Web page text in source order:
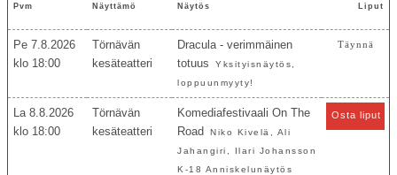
Pvm Näyttämö Näytös Liput
Pe 7.8.2026
18:00
Törnävän
kesäteatteri
Dracula - verimmäinen
totuus
Yksityisnäytös,
loppuunmyyty!
Täynnä
La 8.8.2026
18:00
Törnävän
kesäteatteri
Komediafestivaali On The
Road
Niko Kivelä, Ali
Jahangiri, Ilari Johansson
K-18 Anniskelunäytös
Osta liput